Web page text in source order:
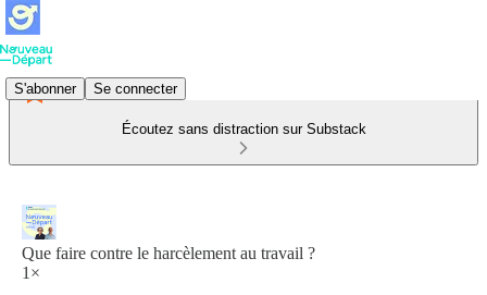
S'abonner Se connecter
Écoutez sans distraction sur Substack
Que faire contre le harcèlement au travail ?
1×